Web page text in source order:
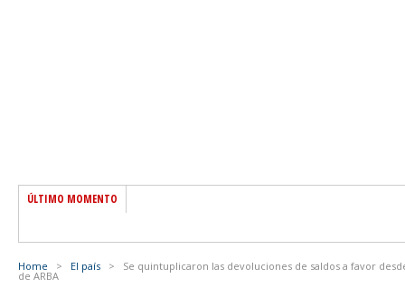
ÚLTIMO MOMENTO
Home > El país > Se quintuplicaron las devoluciones de saldos a favor
de ARBA